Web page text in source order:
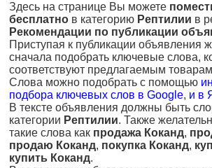
Здесь на странице Вы можете
бесплатно в категорию Рептилии в
Рекомендации по публикации
Приступая к публикации объявления
сначала подобрать ключевые слова,
соответствуют предлагаемым
Слова можно подобрать с помощью
подбора ключевых слов в Google, и в
В тексте объявления должны быть
категории Рептилии. Также
такие слова как продажа Коканд,
продаю Коканд, покупка Коканд,
купить Коканд.